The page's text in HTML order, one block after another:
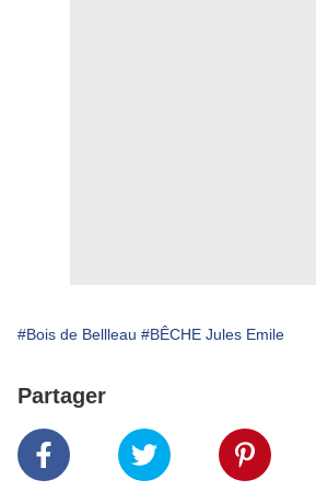
#Bois de Bellleau #BÊCHE Jules Emile
Partager